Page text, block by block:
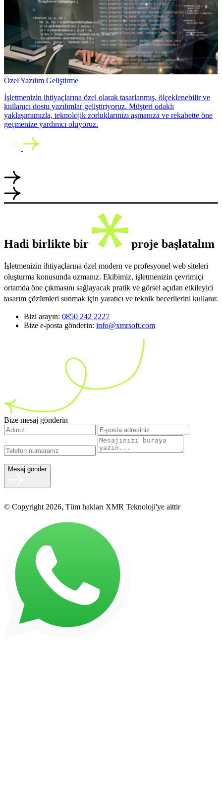
Özel Yazılım Geliştirme
İşletmenizin ihtiyaçlarına özel olarak tasarlanmış, ölçeklenebilir ve
kullanıcı dostu yazılımlar geliştiriyoruz. Müşteri odaklı
yaklaşımımızla, teknolojik zorluklarınızı aşmanıza ve rekabette öne
geçmenize yardımcı oluyoruz.
Hadi birlikte bir proje başlatalım
İşletmenizin ihtiyaçlarına özel modern ve profesyonel web siteleri
oluşturma konusunda uzmanız. Ekibimiz, işletmenizin çevrimiçi
ortamda öne çıkmasını sağlayacak pratik ve görsel açıdan etkileyici
tasarım çözümleri sunmak için yaratıcı ve teknik becerilerini kullanır.
Bizi arayın: 0850 242 2227
Bize e-posta gönderin: info@xmrsoft.com
Bize mesaj gönderin
Mesaj gönder
© Copyright 2026, Tüm hakları XMR Teknoloji'ye aittir